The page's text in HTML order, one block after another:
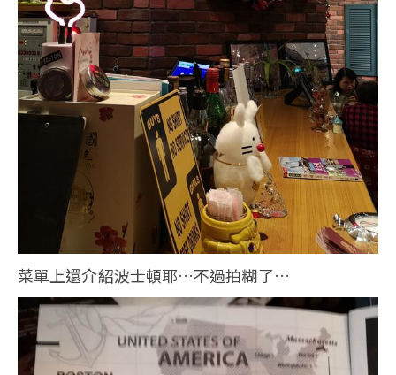
菜單上還介紹波士頓耶…不過拍糊了…